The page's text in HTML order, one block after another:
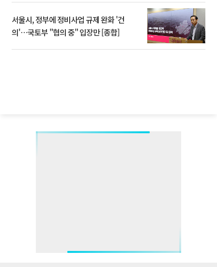
서울시, 정부에 정비사업 규제 완화 '건
의'⋯국토부 "협의 중" 입장만 [종합]